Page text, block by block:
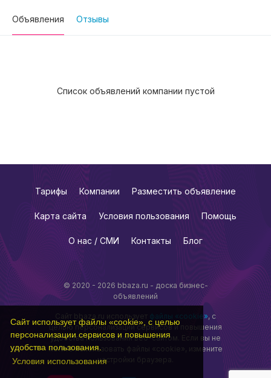
Сайт использует файлы «cookie», с целью
персонализации сервисов и повышения
удобства пользования.
Условия использования
Объявления Отзывы
Список объявлений компании пустой
© 2020 - 2026 bbaza.ru - доска бизнес-
объявлений
Сайт bbaza.ru использует файлы «cookie», с
целью персонализации сервисов и повышения
удобства пользования веб-сайтом. Если вы не
хотите использовать файлы «cookie», измените
настройки браузера.
Тарифы Компании Разместить объявление
Карта сайта Условия пользования Помощь
О нас / СМИ Контакты Блог